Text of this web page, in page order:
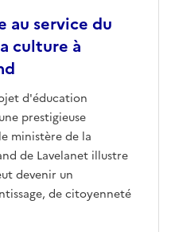
au service du
culture à
d'éducation
prestigieuse
ministère de la
de Lavelanet illustre
devenir un
de citoyenneté